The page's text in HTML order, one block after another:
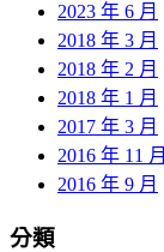
2023 年 6 月
2018 年 3 月
2018 年 2 月
2018 年 1 月
2017 年 3 月
2016 年 11 月
2016 年 9 月
分類